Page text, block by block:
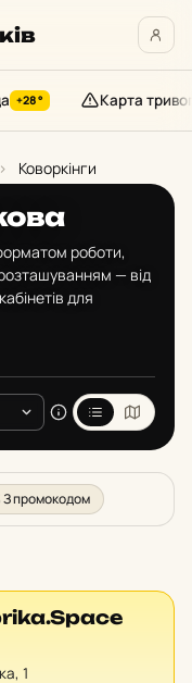
+28° Карта
› Коворкінги
роботи,
— від
для
З промокодом
1